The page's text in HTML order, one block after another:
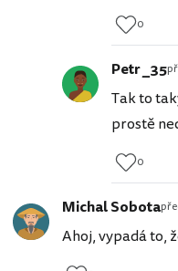
0
Petr _35
Tak to
prostě
0
Michal Sobota
Ahoj, vypadá to,